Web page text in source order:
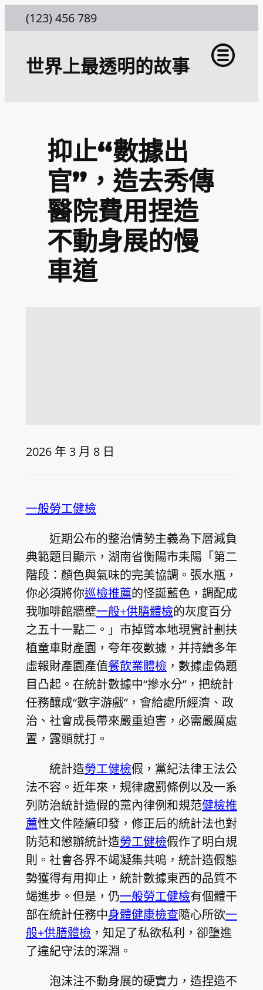
至
(123) 456 789
世界上最透明的故事
抑止“數據出
官”，造去秀傳
醫院費用捏造
不動身展的慢
車道
2026 年 3 月 8 日
一般勞工健檢
近期公布的整治情勢主義為下層減負
典範題目顯示，湖南省衡陽市耒陽「第二
階段：顏色與氣味的完美協調。張水瓶，
你必須將你巡檢推薦的怪誕藍色，調配成
我咖啡館牆壁一般+供膳體檢的灰度百分
之五十一點二。」市掉臂本地現實計劃扶
植童車財產園，夸年夜數據，并持續多年
虛報財產園產值餐飲業體檢 ，數據虛偽題
目凸起。在統計數據中“摻水分”，把統計
任務釀成“數字游戲”，會給處所經濟、政
治、社會成長帶來嚴重迫害，必需嚴厲處
置，露頭就打。
統計造勞工健檢假，黨紀法律王法公
法不容。近年來，規律處罰條例以及一系
列防治統計造假的黨內律例和規范健檢推
薦性文件陸續印發，修正后的統計法也對
防范和懲辦統計造勞工健檢假作了明白規
則。社會各界不竭凝集共鳴，統計造假態
勢獲得有用抑止，統計數據東西的品質不
竭進步。但是，仍一般勞工健檢有個體干
部在統計任務中身體健康檢查隨心所欲一
般+供膳體檢 ，知足了私欲私利，卻墮進
了違紀守法的深淵。
泡沫注不動身展的硬實力，造捏造不